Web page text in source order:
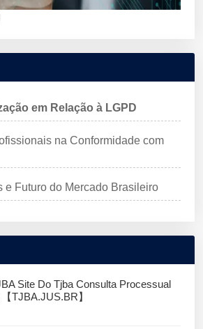
em Relação à LGPD
na Conformidade com
e Futuro do Mercado Brasileiro
Site Do Tjba Consulta Processual
TJBA.JUS.BR】